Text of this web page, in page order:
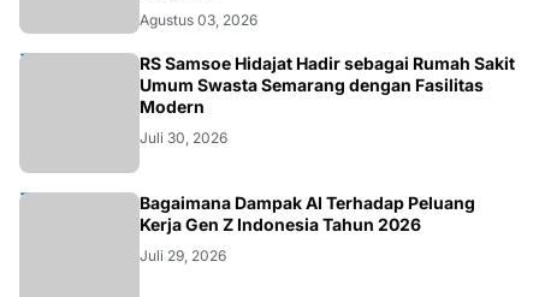
Agustus 03, 2026
RS Samsoe Hidajat Hadir sebagai Rumah Sakit
Umum Swasta Semarang dengan Fasilitas
Modern
Juli 30, 2026
Bagaimana Dampak AI Terhadap Peluang
Kerja Gen Z Indonesia Tahun 2026
Juli 29, 2026